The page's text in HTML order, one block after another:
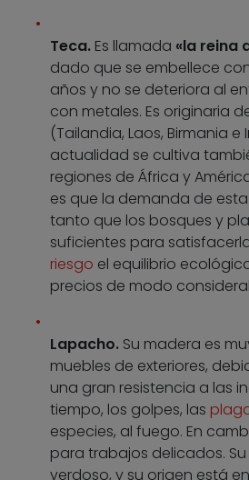
Teca. Es llamada «la reina
dado que se embellece
años y no se deteriora al
con metales. Es originaria
(Tailandia, Laos, Birmania e
actualidad se cultiva
regiones de África y
es que la demanda de
tanto que los bosques y
suficientes para
riesgo el equilibrio
precios de modo
Lapacho. Su madera es
muebles de exteriores,
una gran resistencia a las
tiempo, los golpes, las
especies, al fuego. En
para trabajos delicados.
verdoso, y su origen está